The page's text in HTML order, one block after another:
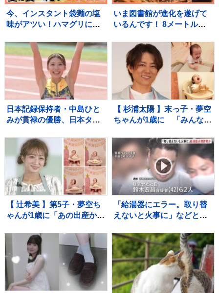
今、インスタント袋麺の塩
味がアツい！ハマグリに毛
麺も！専門家ゲキ推しの7品
を大家族が1週間ガチ比較！
【それスタ】
いま図書館が進化を遂げて
いるんです！ 8メートルの
ー、音楽スタジオまで！ 図
書館の専門家が厳選した進
化系図書館ベスト7をご紹
介！
日本記録保持者・中島ひと
みが貫禄の優勝、日本タイ
を制す 予選で12秒62の日
本新をマーク【陸上・富士
北麓ワールドトライアル】
【 杉浦太陽 】末っ子・夢空
ちゃんが1歳に 「みんなに
て」家族総出でお祝い
【 辻希美 】第5子・夢空ち
ゃんが1歳に「あの出産から
す」 手や口元がクリーム
だらけでケーキ頬張る姿も
「給湯器にエラー。取り替
えないと火事に」などとウ
すまし工事代金だまし取ろ
うとしたか 建築会社社長の
男ら2人逮捕 東京・足立区